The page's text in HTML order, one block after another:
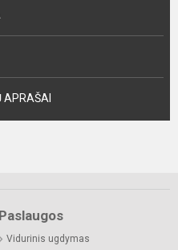
APRAŠAI
Paslaugos
Vidurinis ugdymas